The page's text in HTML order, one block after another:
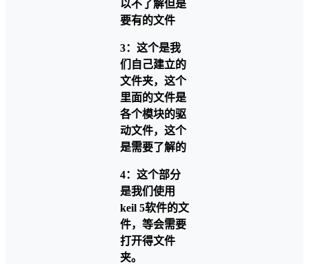
以不了解但是
要有的文件
3：这个是我
们自己建立的
文件夹，这个
里面的文件是
各个模块的驱
动文件，这个
是需要了解的
4：这个部分
是我们使用
keil 5软件的文
件，等会需要
打开得文件
夹。